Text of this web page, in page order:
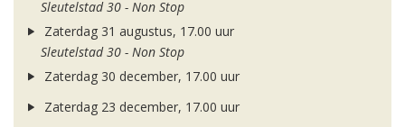
Sleutelstad 30 - Non Stop
Zaterdag 31 augustus, 17.00 uur
Sleutelstad 30 - Non Stop
Zaterdag 30 december, 17.00 uur
Zaterdag 23 december, 17.00 uur